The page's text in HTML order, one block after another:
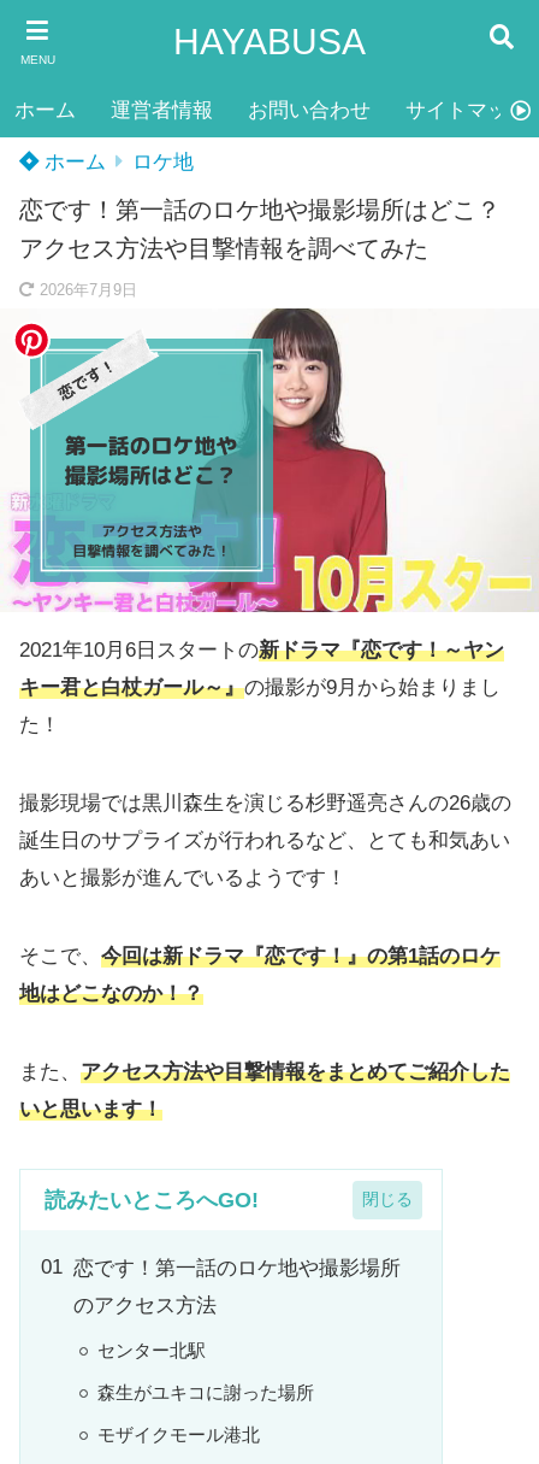
MENU HAYABUSA
ホーム 運営者情報 お問い合わせ サイトマップ
ホーム ロケ地
恋です！第一話のロケ地や撮影場所はどこ？
アクセス方法や目撃情報を調べてみた
2026年7月9日
2021年10月6日スタートの新ドラマ『恋です！～ヤン
キー君と白杖ガール～』の撮影が9月から始まりまし
た！
撮影現場では黒川森生を演じる杉野遥亮さんの26歳の
誕生日のサプライズが行われるなど、とても和気あい
あいと撮影が進んでいるようです！
そこで、 今回は新ドラマ『恋です！』の第1話のロケ
地はどこなのか！？
また、 アクセス方法や目撃情報をまとめてご紹介した
いと思います！
読みたいところへGO!
恋です！第一話のロケ地や撮影場所
のアクセス方法
センター北駅
森生がユキコに謝った場所
モザイクモール港北